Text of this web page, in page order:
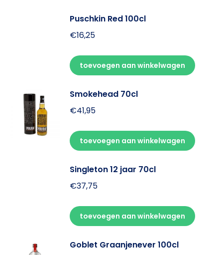
Puschkin Red 100cl
€16,25
toevoegen aan winkelwagen
Smokehead 70cl
€41,95
toevoegen aan winkelwagen
Singleton 12 jaar 70cl
€37,75
toevoegen aan winkelwagen
Goblet Graanjenever 100cl